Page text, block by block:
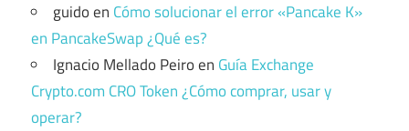
guidoen Cómo solucionar el error «Pancake K»
en PancakeSwap ¿Qué es?
Ignacio Mellado Peiroen Guía Exchange
Crypto.com CRO Token ¿Cómo comprar, usar y
operar?